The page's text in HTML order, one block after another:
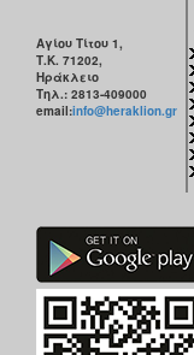
ΑΝΘΕΚΤΙΚΗ
ΠΟΛΗ
Αγίου Τίτου 1,
Τ.Κ. 71202,
Ηράκλειο
Τηλ.: 2813-409000
email:info@heraklion.gr